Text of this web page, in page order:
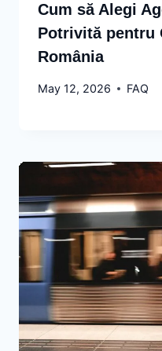
Cum să Alegi
Potrivită pentru
România
May 12, 2026 FAQ